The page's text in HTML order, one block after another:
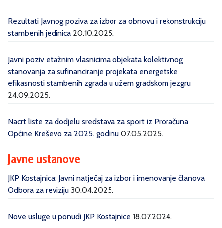
Rezultati Javnog poziva za izbor za obnovu i rekonstrukciju
stambenih jedinica 20.10.2025.
Javni poziv etažnim vlasnicima objekata kolektivnog
stanovanja za sufinanciranje projekata energetske
efikasnosti stambenih zgrada u užem gradskom jezgru
24.09.2025.
Nacrt liste za dodjelu sredstava za sport iz Proračuna
Općine Kreševo za 2025. godinu 07.05.2025.
Javne ustanove
JKP Kostajnica: Javni natječaj za izbor i imenovanje članova
Odbora za reviziju 30.04.2025.
Nove usluge u ponudi JKP Kostajnice 18.07.2024.